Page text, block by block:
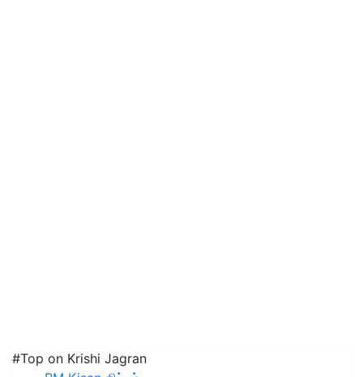
#Top on Krishi Jagran